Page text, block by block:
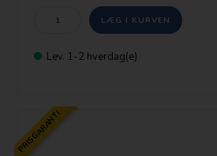
Lev. 1-2 hverdag(e)
PRISGARANTI